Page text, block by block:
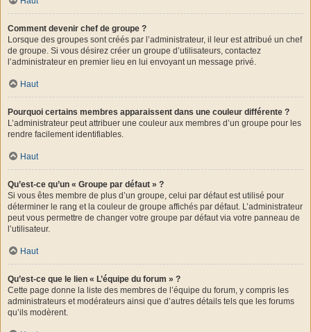
Comment devenir chef de groupe ?
Lorsque des groupes sont créés par l’administrateur, il leur est attribué un chef
de groupe. Si vous désirez créer un groupe d’utilisateurs, contactez
l’administrateur en premier lieu en lui envoyant un message privé.
Haut
Pourquoi certains membres apparaissent dans une couleur différente ?
L’administrateur peut attribuer une couleur aux membres d’un groupe pour les
rendre facilement identifiables.
Haut
Qu’est-ce qu’un « Groupe par défaut » ?
Si vous êtes membre de plus d’un groupe, celui par défaut est utilisé pour
déterminer le rang et la couleur de groupe affichés par défaut. L’administrateur
peut vous permettre de changer votre groupe par défaut via votre panneau de
l’utilisateur.
Haut
Qu’est-ce que le lien « L’équipe du forum » ?
Cette page donne la liste des membres de l’équipe du forum, y compris les
administrateurs et modérateurs ainsi que d’autres détails tels que les forums
qu’ils modèrent.